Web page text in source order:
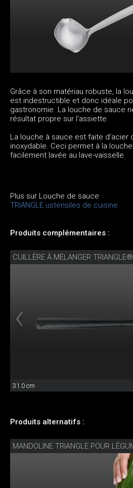
Grâce à son matériau robuste, la
est indestructible et donc idéale
gastronomie. La louche de sauce
résultat propre sur l'assiette.
La louche à sauce est faite
inoxydable. Ceci permet à la
facilement lavée au lave-vaisselle.
Plus sur Louche de sauce
TRIANGLE ustensiles de cuisine
Produits complémentaires :
CUILLÈRE À MÉLANGER TRIANGLE®
31.0 cm
Produits alternatifs :
MANDOLINE TRIANGLE POUR